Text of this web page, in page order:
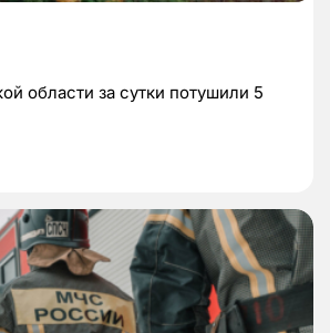
области за сутки потушили 5